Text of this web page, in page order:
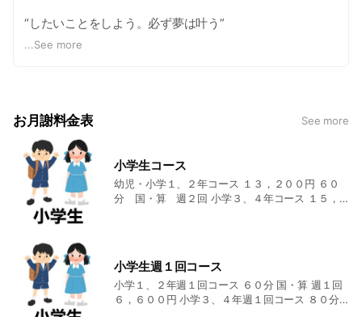
“したいことをしよう。必ず夢は叶う”
アシスト学習塾は、生徒達が“したいこと”を見つけ、その
ために努力する。 その過程を一緒に寄りそい、歩んでいけ
る個別指導学習塾です。
無料体験学習を実施しています。
験できます。 現在の学習状況を把握し、これからの 学習
方法のアドバイスを行います。 また、不安に感じられてい
ることにお答えする時間を個別に設けております。
...See more
お月謝料金表 See more
小学生コース
幼児・小学１、２年コース １３，２００円 ６０
分 国・算 週２回 小学３、４年コース １５，
円 １００分 ５科目 週２回 小学５、６年英語
コースＢ ２６，４００円 １００分 ５科目 週
３回 グローバルライブ英会話 ７，７００円 ５
小学生週１回コース
小学１、２年週１回コース ６０分 国・算 週１回
６，６００円 小学３、４年週１回コース ８０分